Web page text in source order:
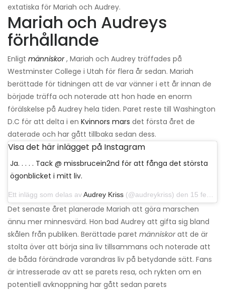
extatiska för Mariah och Audrey.
Mariah och Audreys
förhållande
Enligt människor , Mariah och Audrey träffades på
Westminster College i Utah för flera år sedan. Mariah
berättade för tidningen att de var vänner i ett år innan de
började träffa och noterade att hon hade en enorm
förälskelse på Audrey hela tiden. Paret reste till Washington
D.C för att delta i en Kvinnors mars det första året de
daterade och har gått tillbaka sedan dess.
Visa det här inlägget på Instagram
Ja. . . . . Tack @ missbrucein2nd för att fånga det största
ögonblicket i mitt liv.
Ett inlägg som delas avAudrey Kriss (@audreykriss) den 15 februari 2019 kl 10:00 PST
Det senaste året planerade Mariah att göra marschen
ännu mer minnesvärd. Hon bad Audrey att gifta sig bland
skålen från publiken. Berättade paret människoratt de är
stolta över att börja sina liv tillsammans och noterade att
de båda förändrade varandras liv på betydande sätt. Fans
är intresserade av att se parets resa, och rykten om en
potentiell avknoppning har gått sedan parets